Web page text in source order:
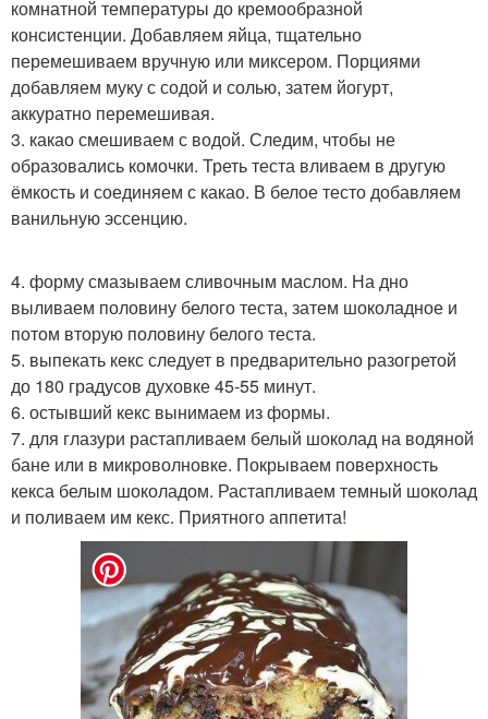
комнатной температуры до кремообразной
консистенции. Добавляем яйца, тщательно
перемешиваем вручную или миксером. Порциями
добавляем муку с содой и солью, затем йогурт,
аккуратно перемешивая.
3. какао смешиваем с водой. Следим, чтобы не
образовались комочки. Треть теста вливаем в другую
ёмкость и соединяем с какао. В белое тесто добавляем
ванильную эссенцию.
4. форму смазываем сливочным маслом. На дно
выливаем половину белого теста, затем шоколадное и
потом вторую половину белого теста.
5. выпекать кекс следует в предварительно разогретой
до 180 градусов духовке 45-55 минут.
6. остывший кекс вынимаем из формы.
7. для глазури растапливаем белый шоколад на водяной
бане или в микроволновке. Покрываем поверхность
кекса белым шоколадом. Растапливаем темный шоколад
и поливаем им кекс. Приятного аппетита!